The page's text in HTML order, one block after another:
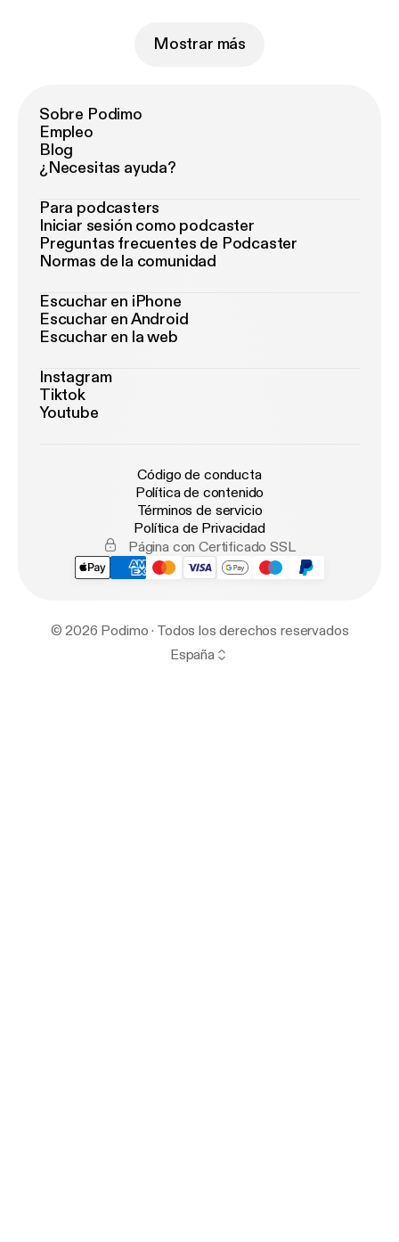
Mostrar más
Sobre Podimo
Empleo
Blog
¿Necesitas ayuda?
Para podcasters
Iniciar sesión como podcaster
Preguntas frecuentes de Podcaster
Normas de la comunidad
Escuchar en iPhone
Escuchar en Android
Escuchar en la web
Instagram
Tiktok
Youtube
Código de conducta
Política de contenido
Términos de servicio
Política de Privacidad
Página con Certificado SSL
© 2026 Podimo · Todos los derechos reservados
España